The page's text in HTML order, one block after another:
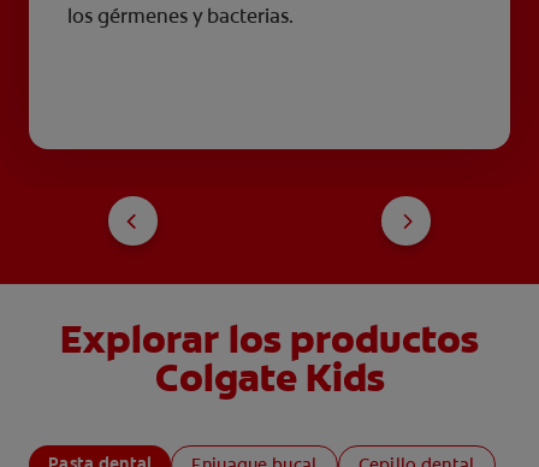
los gérmenes y bacterias.
Explorar los productos
Colgate Kids